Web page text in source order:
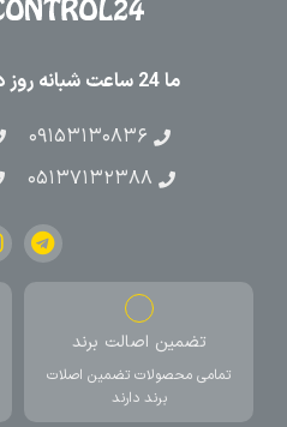
ما 24 ساعت شبانه روز در کنار شما هستیم
۰۹۱۵۳۱۳۰۸۳۶
۰۵۱۳۷۱۳۲۳۸۸
تضمین اصالت برند
تمامی محصولات تضمین اصلات
برند دارند